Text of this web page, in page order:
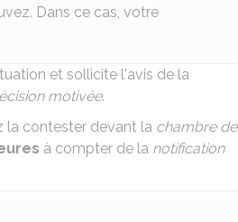
Dans ce cas, votre
et sollicite l'avis de la
motivée.
la contester devant la chambre de
à compter de la notification